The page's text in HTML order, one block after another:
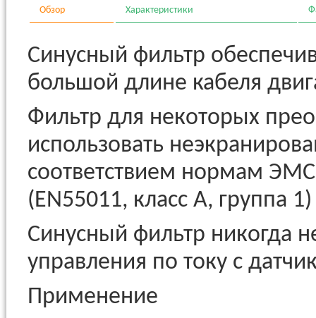
Обзор Характеристики
Синусный фильтр
большой длине кабеля
Фильтр для некоторых
использовать
соответствием нормам
(EN55011, класс A, группа
Синусный фильтр никогда
управления по току с
Применение